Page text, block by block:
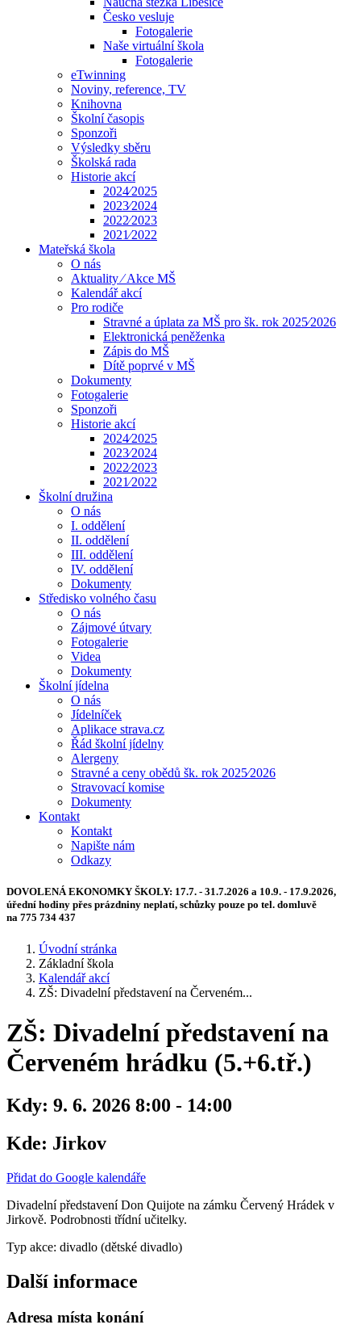
Česko vesluje
Fotogalerie
Naše virtuální škola
Fotogalerie
eTwinning
Noviny, reference, TV
Knihovna
Školní časopis
Sponzoři
Výsledky sběru
Školská rada
Historie akcí
2024⁄2025
2023⁄2024
2022⁄2023
2021⁄2022
Mateřská škola
O nás
Aktuality ⁄ Akce MŠ
Kalendář akcí
Pro rodiče
Stravné a úplata za MŠ pro šk. rok 2025⁄2026
Elektronická peněženka
Zápis do MŠ
Dítě poprvé v MŠ
Dokumenty
Fotogalerie
Sponzoři
Historie akcí
2024⁄2025
2023⁄2024
2022⁄2023
2021⁄2022
Školní družina
O nás
I. oddělení
II. oddělení
III. oddělení
IV. oddělení
Dokumenty
Středisko volného času
O nás
Zájmové útvary
Fotogalerie
Videa
Dokumenty
Školní jídelna
O nás
Jídelníček
Aplikace strava.cz
Řád školní jídelny
Alergeny
Stravné a ceny obědů šk. rok 2025⁄2026
Stravovací komise
Dokumenty
Kontakt
Kontakt
Napište nám
Odkazy
DOVOLENÁ EKONOMKY ŠKOLY: 17.7. - 31.7.2026 a 10.9. - 17.9.2026,
úřední hodiny přes prázdniny neplatí, schůzky pouze po tel. domluvě
na 775 734 437
Úvodní stránka
Základní škola
Kalendář akcí
ZŠ: Divadelní představení na Červeném...
ZŠ: Divadelní představení na
Červeném hrádku (5.+6.tř.)
Kdy: 9. 6. 2026 8:00 - 14:00
Kde: Jirkov
Přidat do Google kalendáře
Divadelní představení Don Quijote na zámku Červený Hrádek v
Jirkově. Podrobnosti třídní učitelky.
Typ akce: divadlo (dětské divadlo)
Další informace
Adresa místa konání